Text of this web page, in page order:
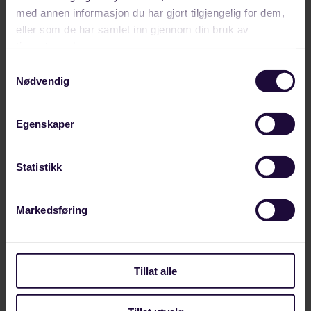
med annen informasjon du har gjort tilgjengelig for dem,
eller som de har samlet inn gjennom din bruk av
Nødvendig
Egenskaper
Statistikk
Markedsføring
Tillat alle
LANDINDUSTRI
JULI 28, 2026